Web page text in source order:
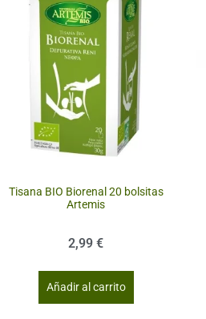
Tisana BIO Biorenal 20 bolsitas
Artemis
2,99 €
Añadir al carrito